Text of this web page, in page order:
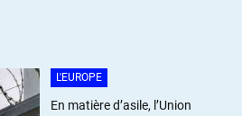
et pourtant! Un système
L'EUROPE
En matière d’asile, l’Union